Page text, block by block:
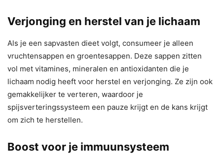
Verjonging en herstel van je lichaam
Als je een sapvasten dieet volgt, consumeer je alleen
vruchtensappen en groentesappen. Deze sappen zitten
vol met vitamines, mineralen en antioxidanten die je
lichaam nodig heeft voor herstel en verjonging. Ze zijn ook
gemakkelijker te verteren, waardoor je
spijsverteringssysteem een pauze krijgt en de kans krijgt
om zich te herstellen.
Boost voor je immuunsysteem